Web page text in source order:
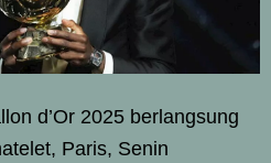
d’Or 2025 berlangsung
Paris, Senin